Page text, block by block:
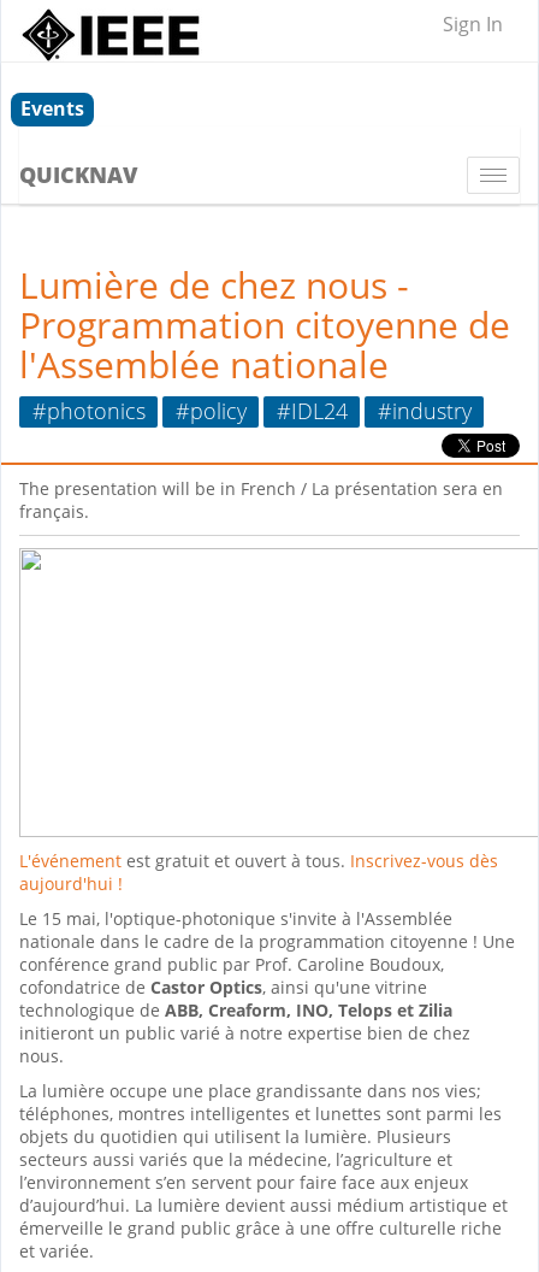
Sign In
Events
QUICKNAV
Lumière de chez nous -
Programmation citoyenne de
l'Assemblée nationale
#photonics #policy #IDL24 #industry
The presentation will be in French / La présentation sera en
français.
L'événement est gratuit et ouvert à tous. Inscrivez-vous dès
aujourd'hui !
Le 15 mai, l'optique-photonique s'invite à l'Assemblée
nationale dans le cadre de la programmation citoyenne ! Une
conférence grand public par Prof. Caroline Boudoux,
cofondatrice de Castor Optics, ainsi qu'une vitrine
technologique de ABB, Creaform, INO, Telops et Zilia
initieront un public varié à notre expertise bien de chez
nous.
La lumière occupe une place grandissante dans nos vies;
téléphones, montres intelligentes et lunettes sont parmi les
objets du quotidien qui utilisent la lumière. Plusieurs
secteurs aussi variés que la médecine, l’agriculture et
l’environnement s’en servent pour faire face aux enjeux
d’aujourd’hui. La lumière devient aussi médium artistique et
émerveille le grand public grâce à une offre culturelle riche
et variée.